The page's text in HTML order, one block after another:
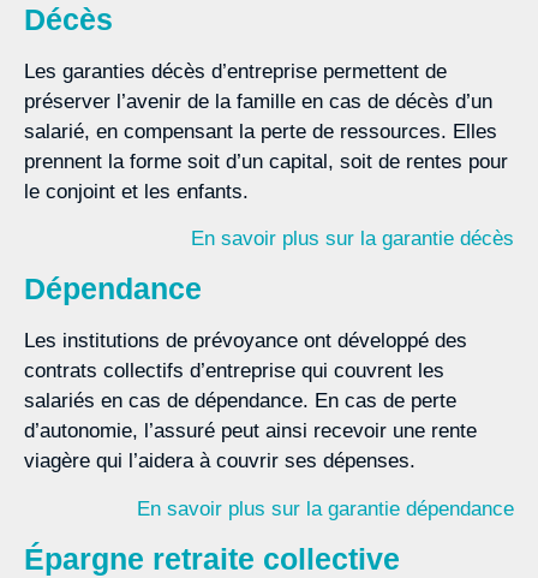
Décès
Les garanties décès d’entreprise permettent de
préserver l’avenir de la famille en cas de décès d’un
salarié, en compensant la perte de ressources. Elles
prennent la forme soit d’un capital, soit de rentes pour
le conjoint et les enfants.
En savoir plus sur la garantie décès
Dépendance
Les institutions de prévoyance ont développé des
contrats collectifs d’entreprise qui couvrent les
salariés en cas de dépendance. En cas de perte
d’autonomie, l’assuré peut ainsi recevoir une rente
viagère qui l’aidera à couvrir ses dépenses.
En savoir plus sur la garantie dépendance
Épargne retraite collective